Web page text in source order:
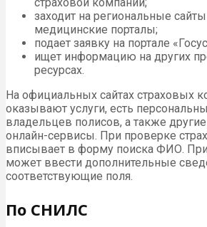
заходит на региональные
медицинские порталы;
подает заявку на портале
ищет информацию на других
ресурсах.
На официальных сайтах страховых
оказывают услуги, есть
владельцев полисов, а также
онлайн-сервисы. При проверке
вписывает в форму поиска ФИО.
может ввести дополнительные
соответствующие поля.
По СНИЛС